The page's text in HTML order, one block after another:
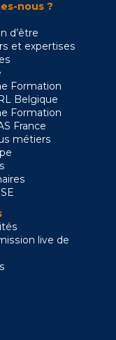
nous ?
d’être
et expertises
Formation
Belgique
Formation
France
métiers
live de